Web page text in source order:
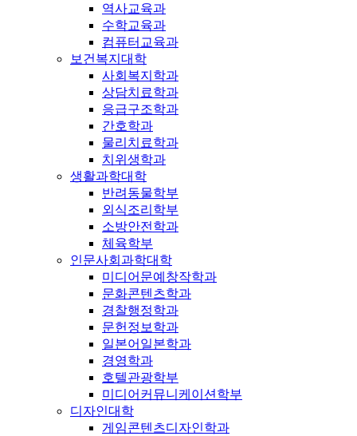
역사교육과
수학교육과
컴퓨터교육과
보건복지대학
사회복지학과
상담치료학과
응급구조학과
간호학과
물리치료학과
치위생학과
생활과학대학
반려동물학부
외식조리학부
소방안전학과
체육학부
인문사회과학대학
미디어문예창작학과
문화콘텐츠학과
경찰행정학과
문헌정보학과
일본어일본학과
경영학과
호텔관광학부
미디어커뮤니케이션학부
디자인대학
게임콘텐츠디자인학과